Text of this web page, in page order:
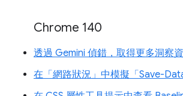
Chrome 140
透過 Gemini 偵錯，取得更多洞察
在「網路狀況」中模擬「Save-